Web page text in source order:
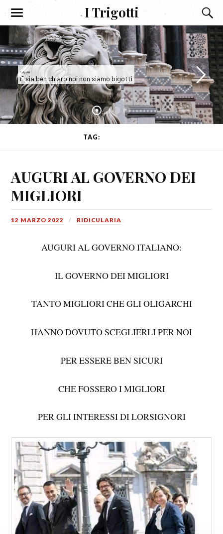
I Trigotti
I Trigotti
E sia ben chiaro noi non siamo bigotti
TAG:
AUGURI AL GOVERNO DEI
MIGLIORI
12 MARZO 2022 RIDICULARIA
AUGURI AL GOVERNO ITALIANO:
IL GOVERNO DEI MIGLIORI
TANTO MIGLIORI CHE GLI OLIGARCHI
HANNO DOVUTO SCEGLIERLI PER NOI
PER ESSERE BEN SICURI
CHE FOSSERO I MIGLIORI
PER GLI INTERESSI DI LORSIGNORI